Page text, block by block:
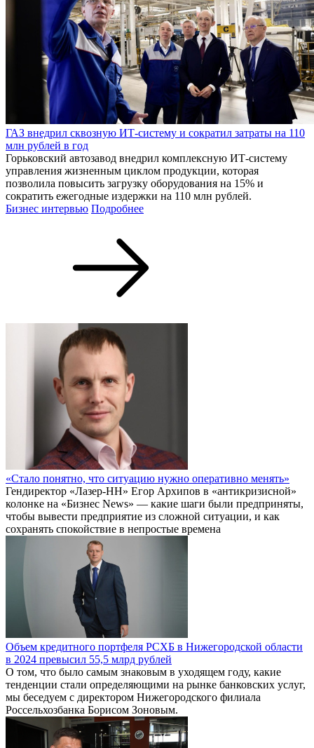
ГАЗ внедрил сквозную ИТ-систему и сократил затраты на 110
млн рублей в год
Горьковский автозавод внедрил комплексную ИТ-систему
управления жизненным циклом продукции, которая
позволила повысить загрузку оборудования на 15% и
сократить ежегодные издержки на 110 млн рублей.
Бизнес интервью Подробнее
«Стало понятно, что ситуацию нужно оперативно менять»
Гендиректор «Лазер-НН» Егор Архипов в «антикризисной»
колонке на «Бизнес News» — какие шаги были предприняты,
чтобы вывести предприятие из сложной ситуации, и как
сохранять спокойствие в непростые времена
Объем кредитного портфеля РСХБ в Нижегородской области
в 2024 превысил 55,5 млрд рублей
О том, что было самым знаковым в уходящем году, какие
тенденции стали определяющими на рынке банковских услуг,
мы беседуем с директором Нижегородского филиала
Россельхозбанка Борисом Зоновым.